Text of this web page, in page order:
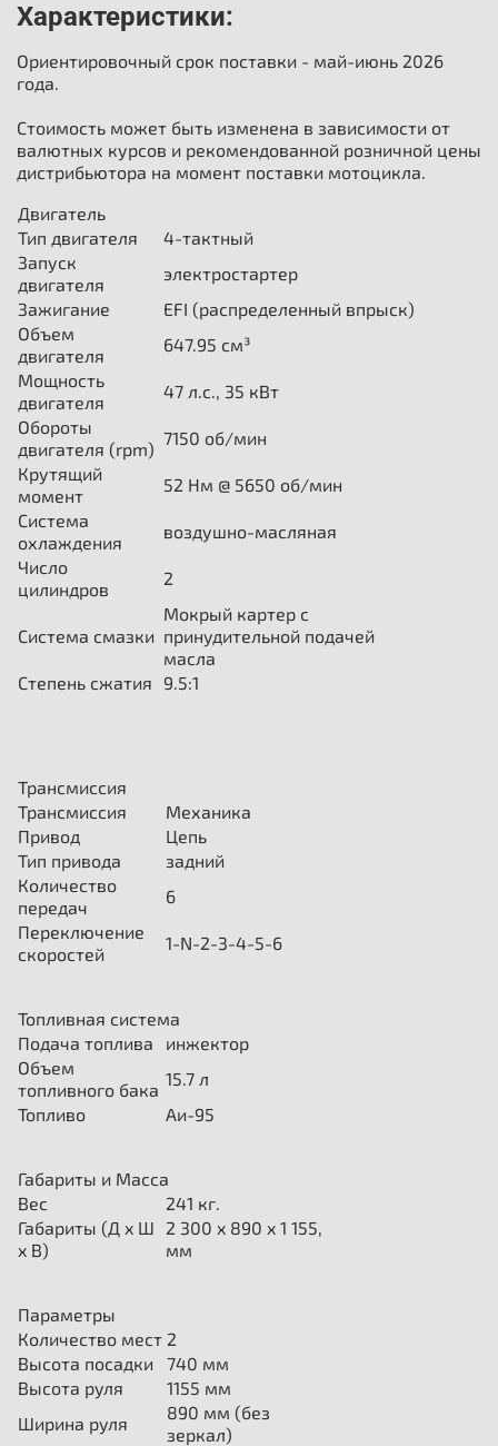
Характеристики:
Ориентировочный срок поставки - май-июнь 2026
года.
Стоимость может быть изменена в зависимости от
валютных курсов и рекомендованной розничной цены
дистрибьютора на момент поставки мотоцикла.
Двигатель
Тип двигателя
4-тактный
Запуск
двигателя
электростартер
Зажигание
EFI (распределенный впрыск)
Объем
двигателя
647.95 см³
Мощность
двигателя
47 л.с., 35 кВт
Обороты
двигателя (rpm)
7150 об/мин
Крутящий
момент
52 Нм @ 5650 об/мин
Система
охлаждения
воздушно-масляная
Число
цилиндров
2
Система смазки
Мокрый картер с
принудительной подачей
масла
Степень сжатия
9.5:1
Трансмиссия
Трансмиссия
Механика
Привод
Цепь
Тип привода
задний
Количество
передач
6
Переключение
скоростей
1-N-2-3-4-5-6
Топливная система
Подача топлива
инжектор
Объем
топливного бака
15.7 л
Топливо
Аи-95
Габариты и Масса
Вес
241 кг.
Габариты (Д x Ш
x В)
2 300 x 890 x 1 155,
мм
Параметры
Количество мест 2
Высота посадки
740 мм
Высота руля
1155 мм
Ширина руля
890 мм (без
зеркал)